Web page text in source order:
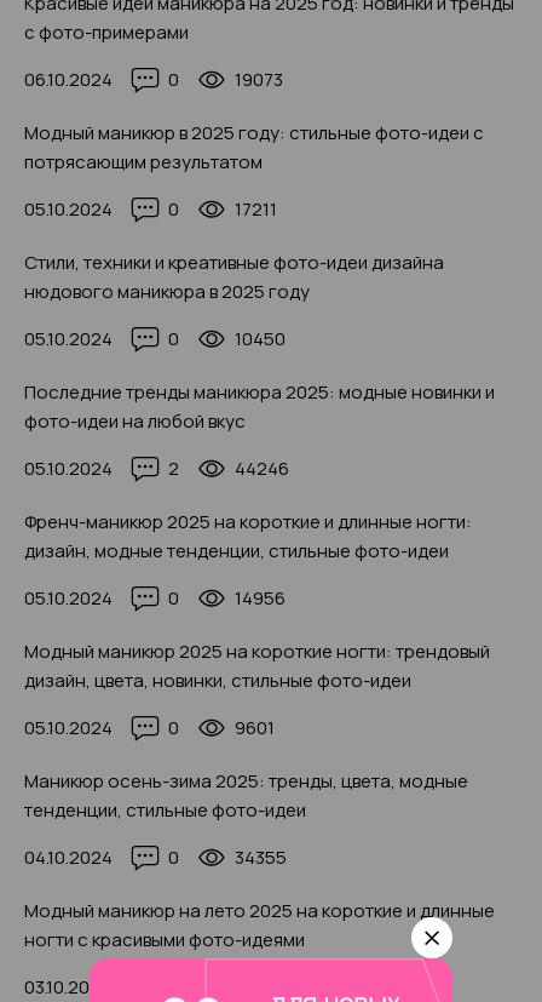
с фото-примерами
06.10.2024
0 19073
Модный маникюр в 2025 году: стильные фото-идеи с
потрясающим результатом
05.10.2024
0 17211
Стили, техники и креативные фото-идеи дизайна
нюдового маникюра в 2025 году
05.10.2024
0 10450
Последние тренды маникюра 2025: модные новинки и
фото-идеи на любой вкус
05.10.2024
2 44246
Френч-маникюр 2025 на короткие и длинные ногти:
дизайн, модные тенденции, стильные фото-идеи
05.10.2024
0 14956
Модный маникюр 2025 на короткие ногти: трендовый
дизайн, цвета, новинки, стильные фото-идеи
05.10.2024
0 9601
Маникюр осень-зима 2025: тренды, цвета, модные
тенденции, стильные фото-идеи
04.10.2024
0 34355
Модный маникюр на лето 2025 на короткие и длинные
ногти с красивыми фото-идеями
03.10.2024